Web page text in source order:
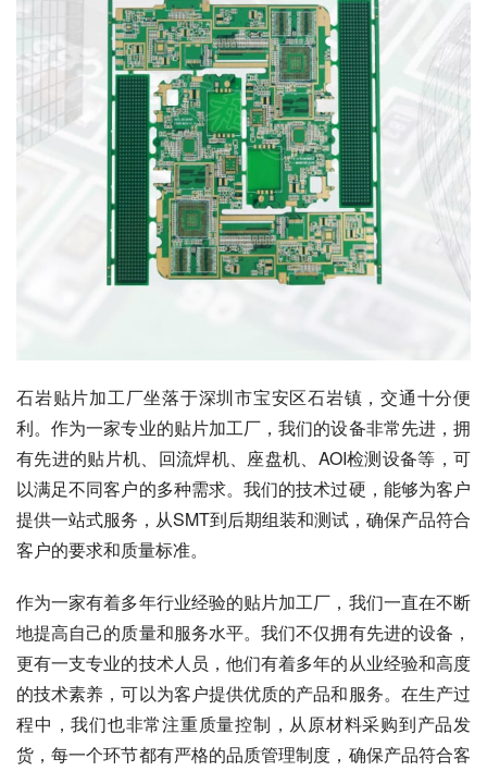
石岩贴片加工厂坐落于深圳市宝安区石岩镇，交通十分便
利。作为一家专业的贴片加工厂，我们的设备非常先进，拥
有先进的贴片机、回流焊机、座盘机、AOI检测设备等，可
以满足不同客户的多种需求。我们的技术过硬，能够为客户
提供一站式服务，从SMT到后期组装和测试，确保产品符合
客户的要求和质量标准。
作为一家有着多年行业经验的贴片加工厂，我们一直在不断
地提高自己的质量和服务水平。我们不仅拥有先进的设备，
更有一支专业的技术人员，他们有着多年的从业经验和高度
的技术素养，可以为客户提供优质的产品和服务。在生产过
程中，我们也非常注重质量控制，从原材料采购到产品发
货，每一个环节都有严格的品质管理制度，确保产品符合客